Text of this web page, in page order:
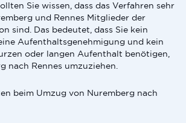
Sie wissen, dass das Verfahren sehr
und Rennes Mitglieder der
sind. Das bedeutet, dass Sie kein
Aufenthaltsgenehmigung und kein
oder langen Aufenthalt benötigen,
nach Rennes umzuziehen.
beim Umzug von Nuremberg nach